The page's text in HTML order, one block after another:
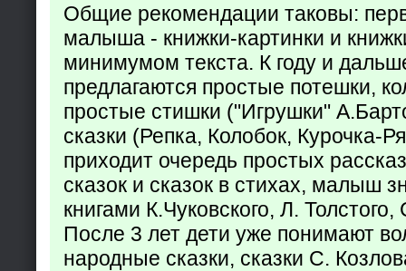
Общие рекомендации таковы:
малыша - книжки-картинки и
минимумом текста. К году и
предлагаются простые потешки,
простые стишки ("Игрушки"
сказки (Репка, Колобок, Курочка-
приходит очередь простых
сказок и сказок в стихах, малыш
книгами К.Чуковского, Л.
После 3 лет дети уже понимают
народные сказки, сказки С.